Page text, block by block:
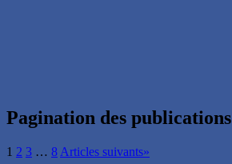
Pagination des publications
1 2 3 … 8 Articles suivants»